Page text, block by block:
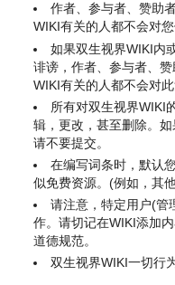
作者、参与者、赞助
WIKI有关的人都不会对
如果双生视界WIKI内
诽谤，作者、参与者、
WIKI有关的人都不会对此
所有对双生视界WIKI
辑，更改，甚至删除。
请不要提交。
在编写词条时，默认
似免费资源。(例如，其
请注意，特定用户(管
作。请切记在WIKI添加
道德规范。
双生视界WIKI一切行